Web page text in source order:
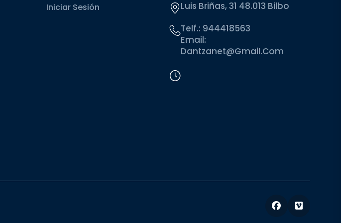
Iniciar Sesión
Luis Briñas, 31 48.013 Bilbo
Telf.: 944418563
Email:
Dantzanet@gmail.com
Facebook
Vimeo